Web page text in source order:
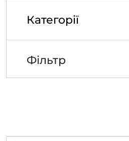
Категорії
Фільтр